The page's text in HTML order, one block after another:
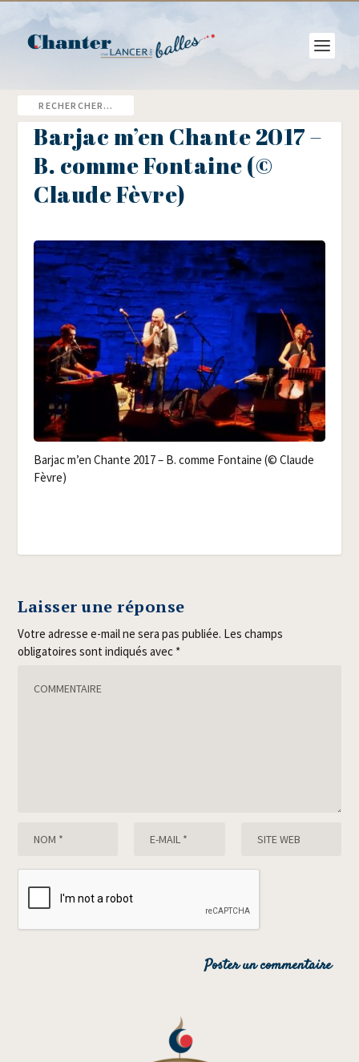
Barjac m’en Chante 2017 –
B. comme Fontaine (©
Claude Fèvre)
Bar­jac m’en Chante 2017 – B. comme Fon­taine (© Claude
Fèvre)
Laisser une réponse
Votre adresse e-mail ne sera pas publiée. Les champs
obligatoires sont indiqués avec *